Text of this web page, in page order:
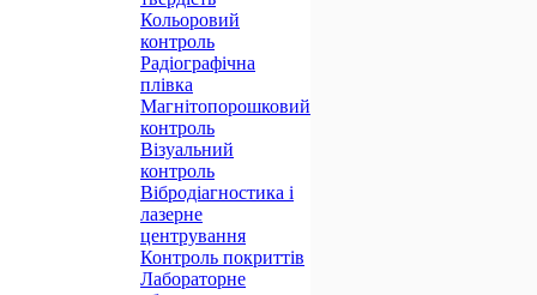
Кольоровий
контроль
Радіографічна
плівка
Магнітопорошковий
контроль
Візуальний
контроль
Вібродіагностика і
лазерне
центрування
Контроль покриттів
Лабораторне